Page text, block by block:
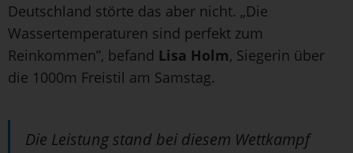
Deutschland störte das aber nicht. „Die
Wassertemperaturen sind perfekt zum
Reinkommen”, befand Lisa Holm, Siegerin über
die 1000m Freistil am Samstag.
Die Leistung stand bei diesem Wettkampf